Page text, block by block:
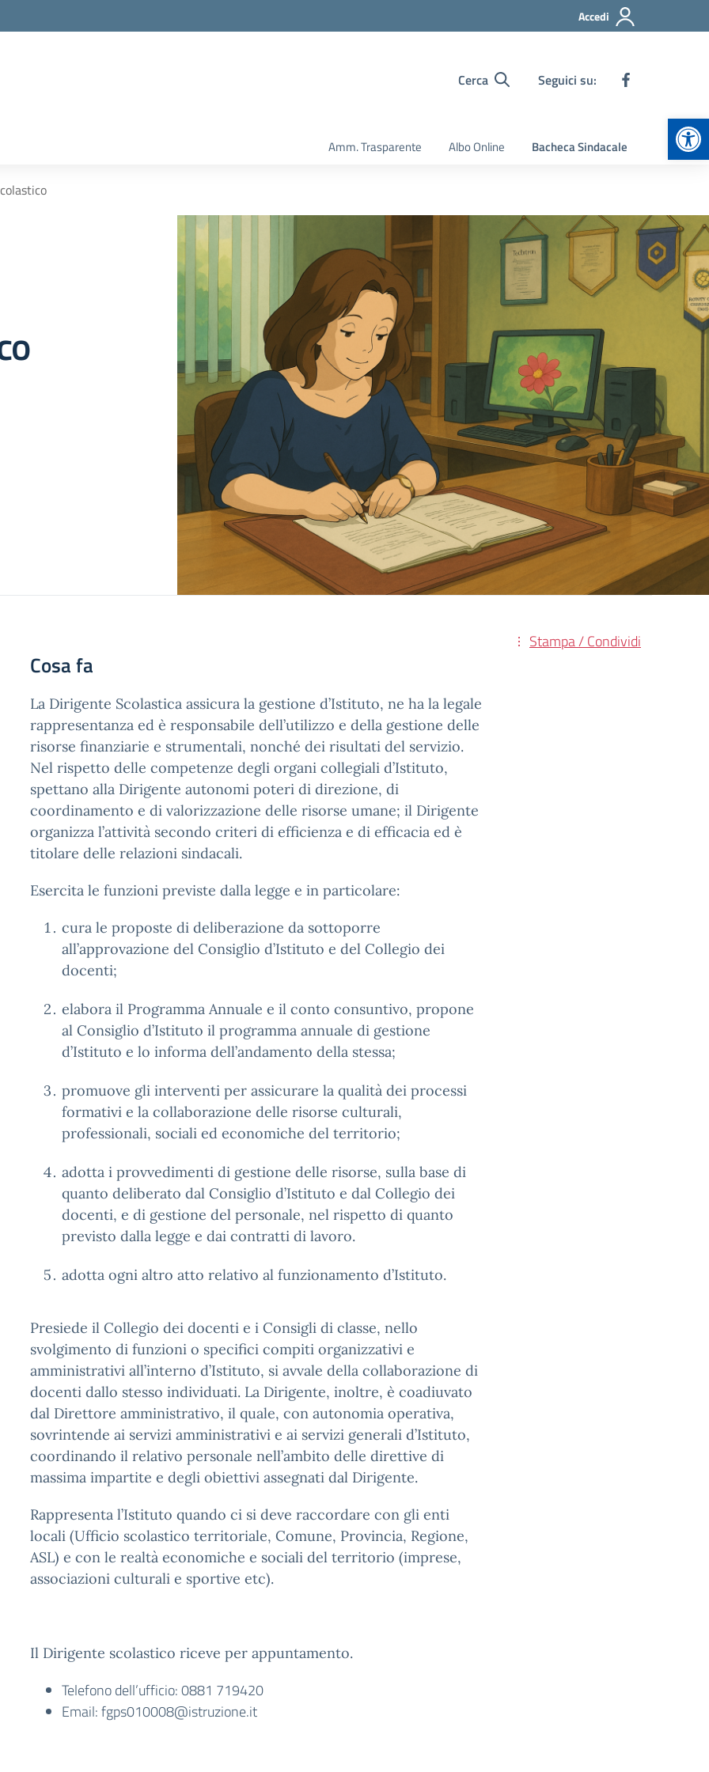
Accedi
Cerca Seguici su:
Amm. Trasparente Albo Online Bacheca Sindacale
Stampa / Condividi
Cosa fa
La Dirigente Scolastica assicura la gestione d’Istituto, ne ha la legale
rappresentanza ed è responsabile dell’utilizzo e della gestione delle
risorse finanziarie e strumentali, nonché dei risultati del servizio.
Nel rispetto delle competenze degli organi collegiali d’Istituto,
spettano alla Dirigente autonomi poteri di direzione, di
coordinamento e di valorizzazione delle risorse umane; il Dirigente
organizza l’attività secondo criteri di efficienza e di efficacia ed è
titolare delle relazioni sindacali.
Esercita le funzioni previste dalla legge e in particolare:
cura le proposte di deliberazione da sottoporre
all’approvazione del Consiglio d’Istituto e del Collegio dei
docenti;
elabora il Programma Annuale e il conto consuntivo, propone
al Consiglio d’Istituto il programma annuale di gestione
d’Istituto e lo informa dell’andamento della stessa;
promuove gli interventi per assicurare la qualità dei processi
formativi e la collaborazione delle risorse culturali,
professionali, sociali ed economiche del territorio;
adotta i provvedimenti di gestione delle risorse, sulla base di
quanto deliberato dal Consiglio d’Istituto e dal Collegio dei
docenti, e di gestione del personale, nel rispetto di quanto
previsto dalla legge e dai contratti di lavoro.
adotta ogni altro atto relativo al funzionamento d’Istituto.
Presiede il Collegio dei docenti e i Consigli di classe, nello
svolgimento di funzioni o specifici compiti organizzativi e
amministrativi all’interno d’Istituto, si avvale della collaborazione di
docenti dallo stesso individuati. La Dirigente, inoltre, è coadiuvato
dal Direttore amministrativo, il quale, con autonomia operativa,
sovrintende ai servizi amministrativi e ai servizi generali d’Istituto,
coordinando il relativo personale nell’ambito delle direttive di
massima impartite e degli obiettivi assegnati dal Dirigente.
Rappresenta l’Istituto quando ci si deve raccordare con gli enti
locali (Ufficio scolastico territoriale, Comune, Provincia, Regione,
ASL) e con le realtà economiche e sociali del territorio (imprese,
associazioni culturali e sportive etc).
Il Dirigente scolastico riceve per appuntamento.
Telefono dell’ufficio: 0881 719420
Email: fgps010008@istruzione.it